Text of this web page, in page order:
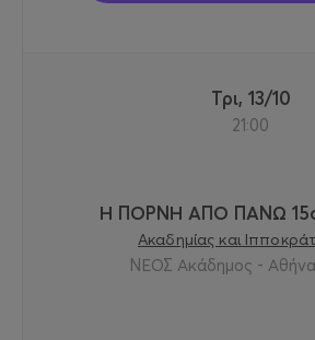
Τρι, 13/10
21:00
Η ΠΟΡΝΗ ΑΠΟ ΠΑΝΩ
Ακαδημίας και
ΝΕΟΣ Ακάδημος -